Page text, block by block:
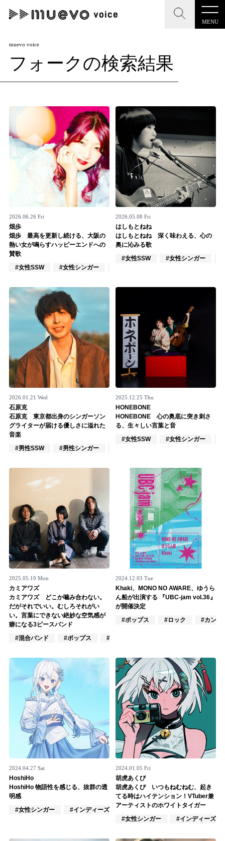
MENU
CLOSE
記事を検索する
人気ワード
#男性SSW #ポップス #女性SSW #ロック
#男性シンガー #HR/HM #女性シンガー
#男性シンガーグループ #R&B/ソウル
CLOSE
muevo media
"読者の声を形にする”音楽特化メディア
MENU
記事一覧
プレスリリース一覧
お問い合わせ
記事リクエスト
ログイン
muevoクラウドファンディング
muevoコミュニティ
ぶいクラ！by muevo
ぶいコミュ！by muevo
ぶいマガ！ by muevo
Follow us
Official SNS
muevo voice
フォークの検索結果
2026.06.26 Fri
畑歩
畑歩 最高を更新し続ける、大阪の
熱い女が鳴らすハッピーエンドへの
賛歌
#女性SSW
#女性シンガー
2026.05.08 Fri
はしもとねね
はしもとねね 深く味わえる、心の
奥に沁みる歌
#女性SSW
#女性シンガー
2026.01.21 Wed
石原克
石原克 東京都出身のシンガーソン
グライターが届ける優しさに溢れた
音楽
#男性SSW
#男性シンガー
2025.12.25 Thu
HONEBONE
HONEBONE 心の奥底に突き刺さ
る、生々しい言葉と音
#女性SSW
#女性シンガー
2025.05.19 Mon
カミアワズ
カミアワズ どこか噛み合わない。
だがそれでいい。むしろそれがい
い。言葉にできない絶妙な空気感が
癖になる3ピースバンド
#混合バンド
#ポップス #J-POP
2024.12.03 Tue
Khaki、MONO NO AWARE、ゆうら
ん船が出演する 『UBC-jam vol.36』
が開催決定
#ポップス
#ロック #カント
2024.04.27 Sat
HoshiHo
HoshiHo 物語性を感じる、抜群の透
明感
#女性シンガー
#インディーズ #混合ユニット
2024.01.05 Fri
胡虎あくび
胡虎あくび いつもねむねむ、起き
てる時はハイテンション！VTuber兼
アーティストのホワイトタイガー
#女性シンガー
#インディーズ